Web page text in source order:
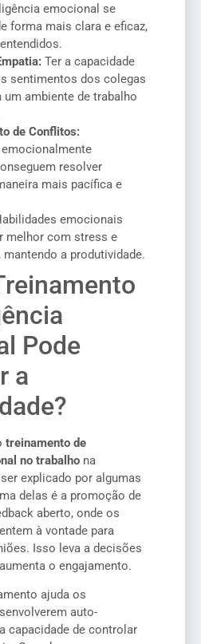
emocional se
forma mais clara e eficaz,
Ter a capacidade
sentimentos dos colegas
um ambiente de trabalho
de Conflitos:
resolver
mais pacífica e
emocionais
melhor com stress e
mantendo a produtividade.
Pode
a
treinamento de
no trabalho na
explicado por algumas
delas é a promoção de
aberto, onde os
à vontade para
Isso leva a decisões
o engajamento.
ajuda os
auto-
capacidade de controlar